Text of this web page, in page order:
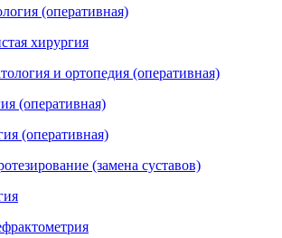
(оперативная)
хирургия
и ортопедия (оперативная)
(оперативная)
(оперативная)
(замена суставов)